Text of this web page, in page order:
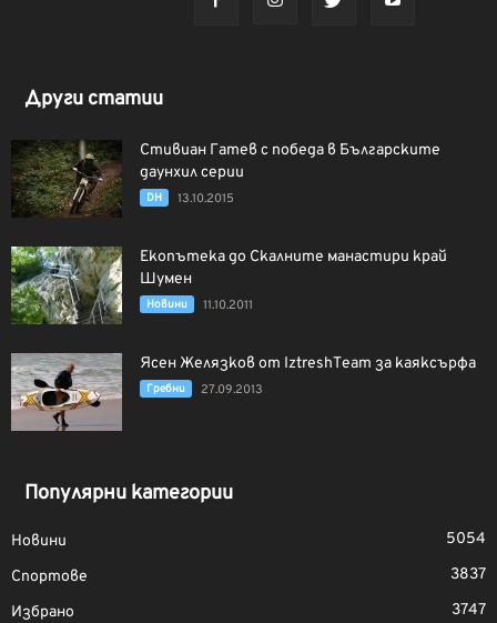
Други статии
Стивиан Гатев с победа в Българските
даунхил серии
DH 13.10.2015
Екопътека до Скалните манастири край
Шумен
Новини 11.10.2011
Ясен Желязков от IztreshTeam за каяксърфа
Гребни 27.09.2013
Популярни категории
Новини
5054
Спортове
3837
Избрано
3747